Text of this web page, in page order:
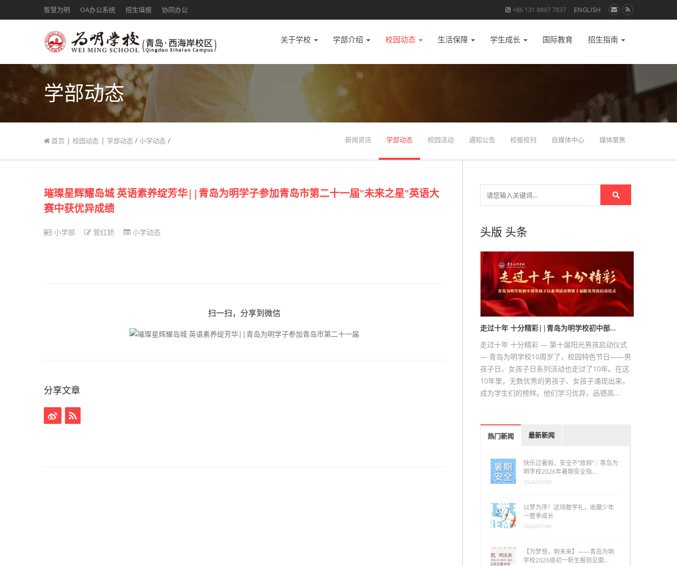
智慧为明 OA办公系统 招生填报 协同办公 +86 131 8897 7837 ENGLISH
关于学校 学部介绍 校园动态 生活保障 学生成长 国际教育 招生指南
学部动态
首页 | 校园动态 | 学部动态 / 小学动态 / 新闻资讯 学部动态 校园活动 通知公告 校报校刊 自媒体中心 媒体聚焦
璀璨星辉耀岛城 英语素养绽芳华||青岛为明学子参加青岛市第二十一届"未来之星"英语大
赛中获优异成绩
小学部 管红娇 小学动态
扫一扫，分享到微信
分享文章
头版 头条
走过十年 十分精彩||青岛为明学校初中部…
走过十年 十分精彩 — 第十届阳光男孩启动仪式
— 青岛为明学校10周岁了，校园特色节日——男
孩子日、女孩子日系列活动也走过了10年。在这
10年里，无数优秀的男孩子、女孩子涌现出来，
成为学生们的榜样。他们学习优异，品德高…
热门新闻 最新新闻
快乐过暑假，安全不“放假”｜青岛为
明学校2026年暑期安全指…
2026/07/08
以梦为序！这场散学礼，收藏少年
一整季成长
2026/07/08
【为梦想，明未来】——青岛为明
学校2026级初一新生报到见面…